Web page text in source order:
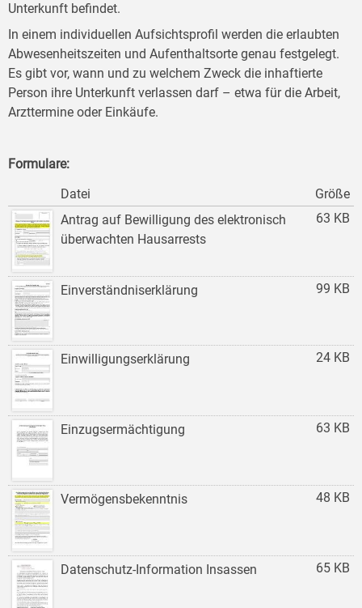
Unterkunft befindet.
In einem individuellen Aufsichtsprofil werden die erlaubten
Abwesenheitszeiten und Aufenthaltsorte genau festgelegt.
Es gibt vor, wann und zu welchem Zweck die inhaftierte
Person ihre Unterkunft verlassen darf – etwa für die Arbeit,
Arzttermine oder Einkäufe.
Formulare:
Größe
Datei
63 KB
Antrag auf Bewilligung des elektronisch
überwachten Hausarrests
99 KB
Einverständniserklärung
24 KB
Einwilligungserklärung
63 KB
Einzugsermächtigung
48 KB
Vermögensbekenntnis
65 KB
Datenschutz-Information Insassen